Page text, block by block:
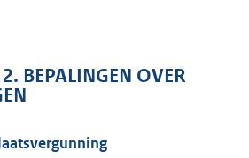
BEPALINGEN OVER